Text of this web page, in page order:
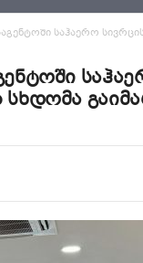
საჰაერო
სხდომა